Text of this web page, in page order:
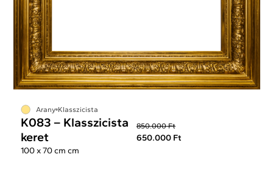
Arany Klasszicista
K083 – Klasszicista
keret
850.000 Ft
650.000 Ft
100 x 70 cm cm